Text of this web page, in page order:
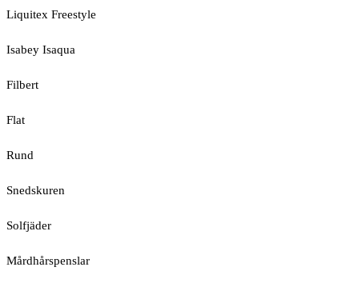
Liquitex Freestyle
Isabey Isaqua
Filbert
Flat
Rund
Snedskuren
Solfjäder
Mårdhårspenslar